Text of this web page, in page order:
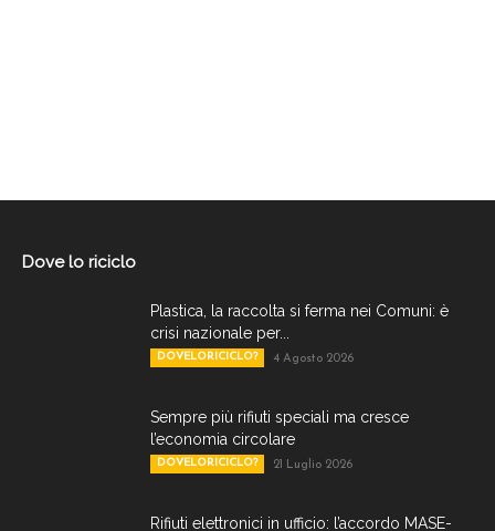
Dove lo riciclo
Plastica, la raccolta si ferma nei Comuni: è
crisi nazionale per...
DOVELORICICLO? 4 Agosto 2026
Sempre più rifiuti speciali ma cresce
l’economia circolare
DOVELORICICLO? 21 Luglio 2026
Rifiuti elettronici in ufficio: l’accordo MASE-